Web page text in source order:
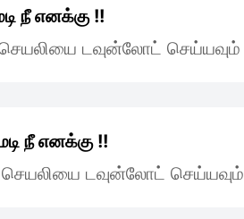
நீ எனக்கு !!
டவுன்லோட் செய்யவும்
நீ எனக்கு !!
டவுன்லோட் செய்யவும்